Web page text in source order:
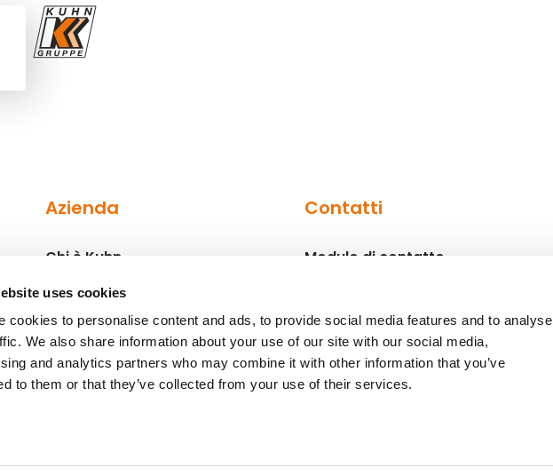
uses cookies
cookies to personalise content and ads, to provide social media features and to analyse
We also share information about your use of our site with our social media,
and analytics partners who may combine it with other information that you’ve
to them or that they’ve collected from your use of their services.
Azienda
Chi è Kuhn
Sedi
Stampa
Contatti
Modulo di contatto